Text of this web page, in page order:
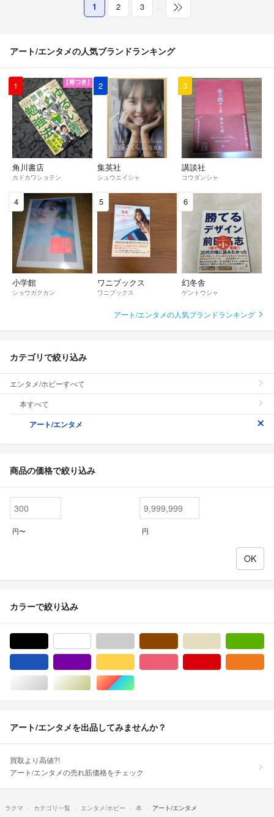
1 2 3 …
アート/エンタメの人気ブランドランキング
1
角川書店
カドカワショテン
2
集英社
シュウエイシャ
3
講談社
コウダンシャ
4
小学館
ショウガクカン
5
ワニブックス
ワニブックス
6
幻冬舎
ゲントウシャ
アート/エンタメの人気ブランドランキング
カテゴリで絞り込み
エンタメ/ホビーすべて
本すべて
アート/エンタメ
商品の価格で絞り込み
円〜 円
カラーで絞り込み
シルバー/銀色系ゴールド/金色系マルチカラー
アート/エンタメを出品してみませんか？
買取より高値?!
アート/エンタメの売れ筋価格をチェック
ラクマ カテゴリ一覧 エンタメ/ホビー 本 アート/エンタメ